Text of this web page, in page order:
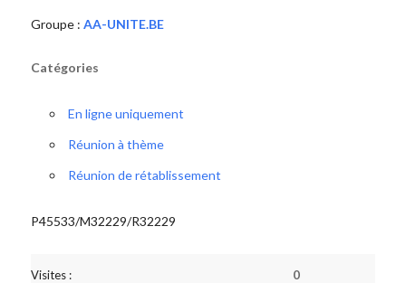
Groupe : AA-UNITE.BE
Catégories
En ligne uniquement
Réunion à thème
Réunion de rétablissement
P45533/M32229/R32229
Visites : 0